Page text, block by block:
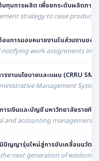
ทุนการผลิต เพื่อยกระดับผลิตภาพ
strategy to raise
นการมอบหมายงานในส่วนงานขอ
work assignments in
งานนโยบายและแผน (CRRU
Management
รเงินและบัญชี มหาวิทยาลัยราชภัฎ
and accounting management
ญญารุ่นใหม่สู่การขับเคลื่อนนวัตก
next generation of wisdom